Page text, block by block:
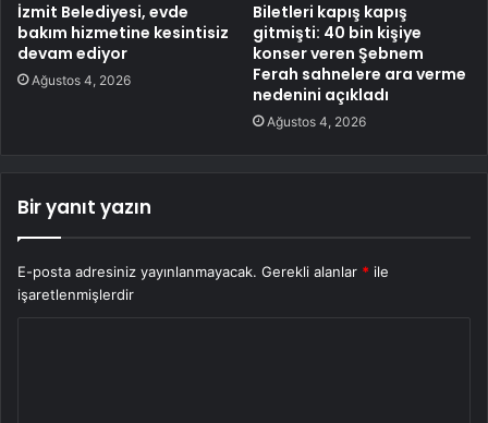
İzmit Belediyesi, evde
bakım hizmetine kesintisiz
devam ediyor
Ağustos 4, 2026
Biletleri kapış kapış
gitmişti: 40 bin kişiye
konser veren Şebnem
Ferah sahnelere ara verme
nedenini açıkladı
Ağustos 4, 2026
Bir yanıt yazın
E-posta adresiniz yayınlanmayacak. Gerekli alanlar * ile
işaretlenmişlerdir